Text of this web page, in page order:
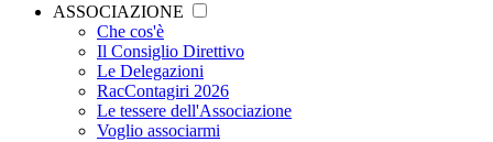
ASSOCIAZIONE
Che cos'è
Il Consiglio Direttivo
Le Delegazioni
RacContagiri 2026
Le tessere dell'Associazione
Voglio associarmi